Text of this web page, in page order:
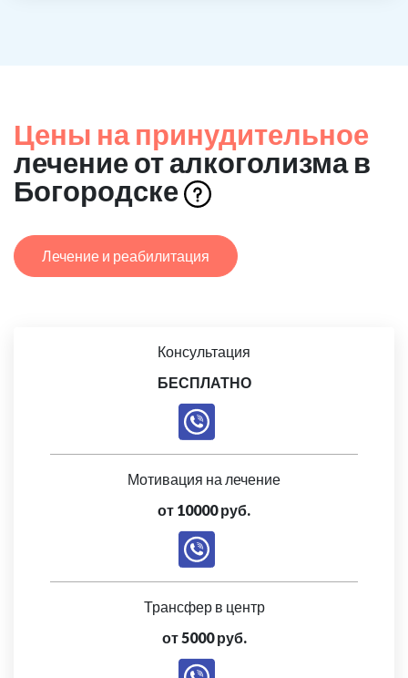
Цены на принудительное
лечение от алкоголизма в
Богородске
Лечение и реабилитация
Консультация
БЕСПЛАТНО
Мотивация на лечение
от 10000 руб.
Трансфер в центр
от 5000 руб.